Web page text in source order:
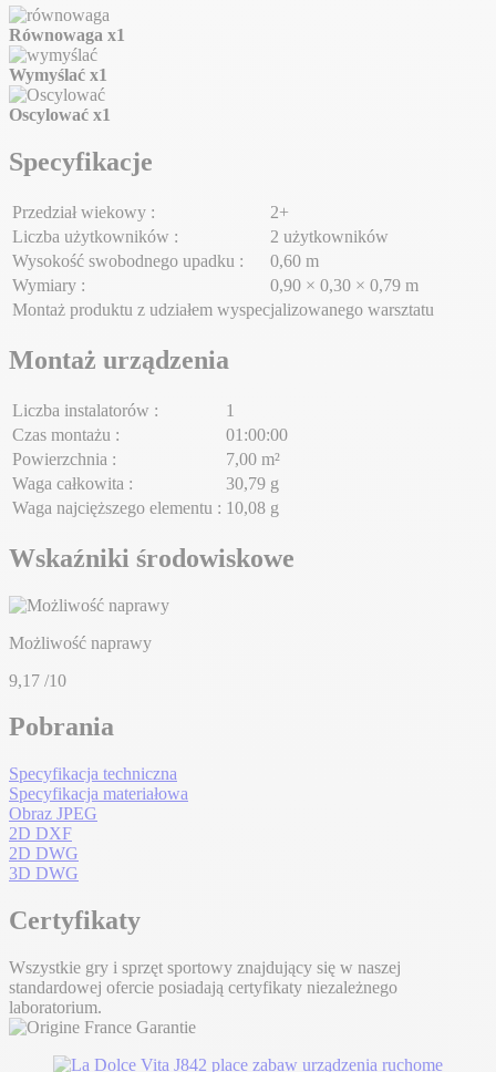
Równowaga x1
Wymyślać x1
Oscylować x1
Specyfikacje
Przedział wiekowy :
2+
Liczba użytkowników :
2 użytkowników
Wysokość swobodnego upadku :
0,60 m
Wymiary :
0,90 × 0,30 × 0,79 m
Montaż produktu z udziałem wyspecjalizowanego warsztatu
Montaż urządzenia
Liczba instalatorów :
1
Czas montażu :
01:00:00
Powierzchnia :
7,00 m²
Waga całkowita :
30,79 g
Waga najcięższego elementu : 10,08 g
Wskaźniki środowiskowe
Możliwość naprawy
9,17 /10
Pobrania
Specyfikacja techniczna
Specyfikacja materiałowa
Obraz JPEG
2D DXF
2D DWG
3D DWG
Certyfikaty
Wszystkie gry i sprzęt sportowy znajdujący się w naszej
standardowej ofercie posiadają certyfikaty niezależnego
laboratorium.